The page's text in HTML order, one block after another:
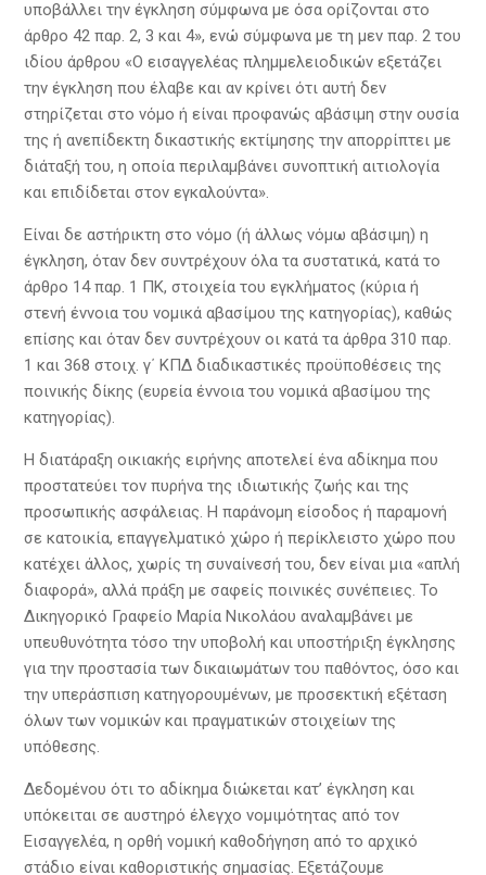
υποβάλλει την έγκληση σύμφωνα με όσα ορίζονται στο
άρθρο 42 παρ. 2, 3 και 4», ενώ σύμφωνα με τη μεν παρ. 2 του
ιδίου άρθρου «Ο εισαγγελέας πλημμελειοδικών εξετάζει
την έγκληση που έλαβε και αν κρίνει ότι αυτή δεν
στηρίζεται στο νόμο ή είναι προφανώς αβάσιμη στην ουσία
της ή ανεπίδεκτη δικαστικής εκτίμησης την απορρίπτει με
διάταξή του, η οποία περιλαμβάνει συνοπτική αιτιολογία
και επιδίδεται στον εγκαλούντα».
Είναι δε αστήρικτη στο νόμο (ή άλλως νόμω αβάσιμη) η
έγκληση, όταν δεν συντρέχουν όλα τα συστατικά, κατά το
άρθρο 14 παρ. 1 ΠΚ, στοιχεία του εγκλήματος (κύρια ή
στενή έννοια του νομικά αβασίμου της κατηγορίας), καθώς
επίσης και όταν δεν συντρέχουν οι κατά τα άρθρα 310 παρ.
1 και 368 στοιχ. γ΄ ΚΠΔ διαδικαστικές προϋποθέσεις της
ποινικής δίκης (ευρεία έννοια του νομικά αβασίμου της
κατηγορίας).
Η διατάραξη οικιακής ειρήνης αποτελεί ένα αδίκημα που
προστατεύει τον πυρήνα της ιδιωτικής ζωής και της
προσωπικής ασφάλειας. Η παράνομη είσοδος ή παραμονή
σε κατοικία, επαγγελματικό χώρο ή περίκλειστο χώρο που
κατέχει άλλος, χωρίς τη συναίνεσή του, δεν είναι μια «απλή
διαφορά», αλλά πράξη με σαφείς ποινικές συνέπειες. Το
Δικηγορικό Γραφείο Μαρία Νικολάου αναλαμβάνει με
υπευθυνότητα τόσο την υποβολή και υποστήριξη έγκλησης
για την προστασία των δικαιωμάτων του παθόντος, όσο και
την υπεράσπιση κατηγορουμένων, με προσεκτική εξέταση
όλων των νομικών και πραγματικών στοιχείων της
υπόθεσης.
Δεδομένου ότι το αδίκημα διώκεται κατ’ έγκληση και
υπόκειται σε αυστηρό έλεγχο νομιμότητας από τον
Εισαγγελέα, η ορθή νομική καθοδήγηση από το αρχικό
στάδιο είναι καθοριστικής σημασίας. Εξετάζουμε